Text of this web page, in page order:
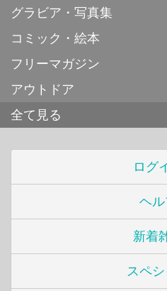
グラビア・写真集
コミック・絵本
フリーマガジン
アウトドア
全て見る
ログ
ヘ
新着
スペ